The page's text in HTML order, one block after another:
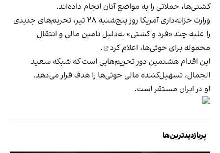
کشتی‌ها، حملاتی را به مواضع آنان انجام داده‌اند.
وزارت خزانه‌داری آمریکا روز پنج‌شنبه ۲۸ تیر، تحریم‌های جدیدی
را علیه چند «فرد و کشتی» به‌دلیل تامین مالی و انتقال
محموله برای حوثی‌ها، اعلام کرد
.
این اقدام هشتمین دور تحریم‌هایی است که شبکه سعید
الجمال، تسهیل‌کننده مالی حوثی‌ها را هدف قرار می‌دهد.
او در ایران مستقر است.
پربازدیدترین‌ها